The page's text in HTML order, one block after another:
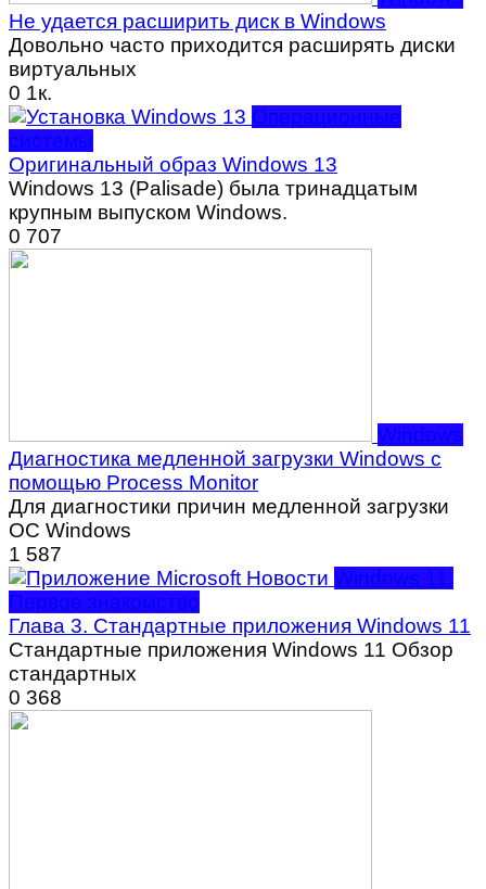
Не удается расширить диск в Windows
Довольно часто приходится расширять диски
виртуальных
0 1к.
Операционные
системы
Оригинальный образ Windows 13
Windows 13 (Palisade) была тринадцатым
крупным выпуском Windows.
0 707
Windows
Диагностика медленной загрузки Windows с
помощью Process Monitor
Для диагностики причин медленной загрузки
ОС Windows
1 587
Windows 11.
Первое знакомство
Глава 3. Стандартные приложения Windows 11
Стандартные приложения Windows 11 Обзор
стандартных
0 368